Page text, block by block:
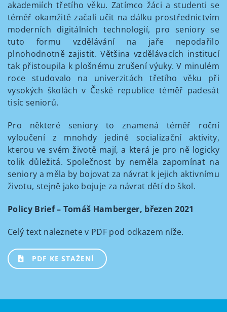
akademiích třetího věku. Zatímco žáci a studenti se
téměř okamžitě začali učit na dálku prostřednictvím
moderních digitálních technologií, pro seniory se
tuto formu vzdělávání na jaře nepodařilo
plnohodnotně zajistit. Většina vzdělávacích institucí
tak přistoupila k plošnému zrušení výuky. V minulém
roce studovalo na univerzitách třetího věku při
vysokých školách v České republice téměř padesát
tisíc seniorů.
Pro některé seniory to znamená téměř roční
vyloučení z mnohdy jediné socializační aktivity,
kterou ve svém životě mají, a která je pro ně logicky
tolik důležitá. Společnost by neměla zapomínat na
seniory a měla by bojovat za návrat k jejich aktivnímu
životu, stejně jako bojuje za návrat dětí do škol.
Policy Brief – Tomáš Hamberger, březen 2021
Celý text naleznete v PDF pod odkazem níže.
PDF KE STAŽENÍ